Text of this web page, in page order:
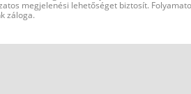
megjelenési lehetőséget biztosít.
záloga.